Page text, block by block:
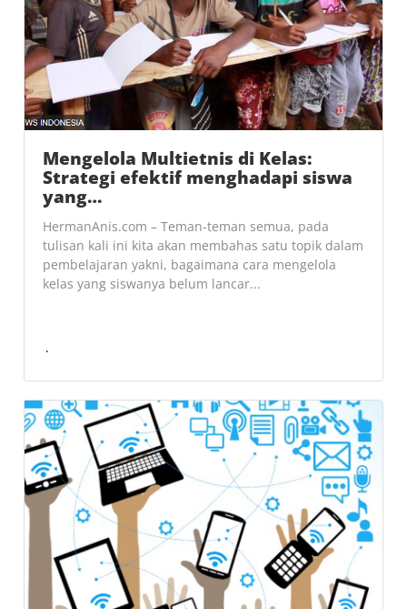
Mengelola Multietnis di Kelas:
Strategi efektif menghadapi siswa
yang…
HermanAnis.com – Teman-teman semua, pada
tulisan kali ini kita akan membahas satu topik dalam
pembelajaran yakni, bagaimana cara mengelola
kelas yang siswanya belum lancar...